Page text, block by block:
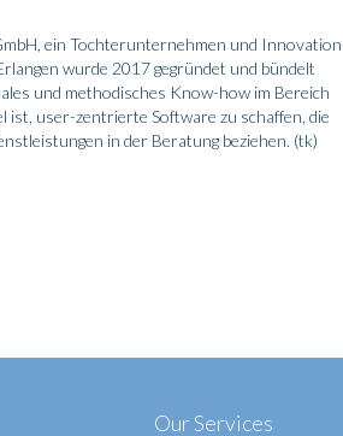
ein Tochterunternehmen und Innovation
wurde 2017 gegründet und bündelt
und methodisches Know-how im Bereich
ist, user-zentrierte Software zu schaffen, die
in der Beratung beziehen. (tk)
Our Services